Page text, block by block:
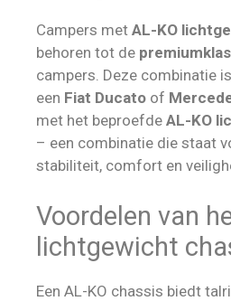
Campers met AL-KO
behoren tot de
campers. Deze combinatie
een Fiat Ducato of
met het beproefde AL-KO
– een combinatie die staat
stabiliteit, comfort en
Voordelen van
lichtgewicht
Een AL-KO chassis biedt